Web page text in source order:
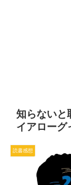
知らないと
イアローグ
読書感想